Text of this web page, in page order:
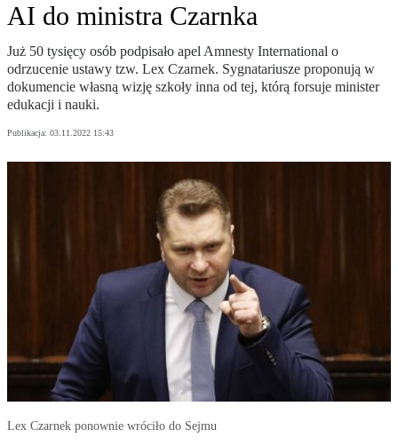
AI do ministra Czarnka
Już 50 tysięcy osób podpisało apel Amnesty International o
odrzucenie ustawy tzw. Lex Czarnek. Sygnatariusze proponują w
dokumencie własną wizję szkoły inna od tej, którą forsuje minister
edukacji i nauki.
Publikacja: 03.11.2022 15:43
Lex Czarnek ponownie wróciło do Sejmu